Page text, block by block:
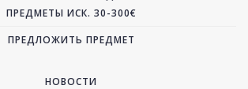
ПРЕДМЕТЫ ИСК. 30-300€
ПРЕДЛОЖИТЬ ПРЕДМЕТ
НОВОСТИ